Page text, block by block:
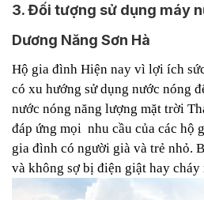
3. Đối tượng sử dụng máy
Dương Năng Sơn Hà
Hộ gia đình Hiện nay vì lợi ích
có xu hướng sử dụng nước nóng
nước nóng năng lượng mặt trời
đáp ứng mọi nhu cầu của các hộ
gia đình có người già và trẻ nhỏ.
và không sợ bị điện giật hay cháy